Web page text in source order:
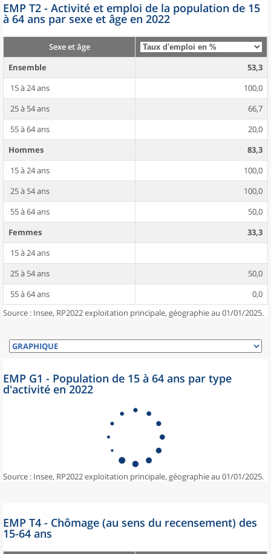
EMP T2 - Activité et emploi de la population de 15
à 64 ans par sexe et âge en 2022
Sexe et âge
Ensemble
53,3
15 à 24 ans
100,0
25 à 54 ans
66,7
55 à 64 ans
20,0
Hommes
83,3
15 à 24 ans
100,0
25 à 54 ans
100,0
55 à 64 ans
50,0
Femmes
33,3
15 à 24 ans
25 à 54 ans
50,0
55 à 64 ans
0,0
Source : Insee, RP2022 exploitation principale, géographie au 01/01/2025.
EMP G1 - Population de 15 à 64 ans par type
d'activité en 2022
Source : Insee, RP2022 exploitation principale, géographie au 01/01/2025.
EMP T4 - Chômage (au sens du recensement) des
15-64 ans